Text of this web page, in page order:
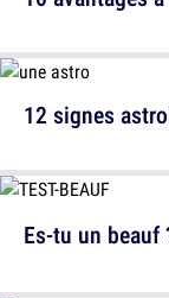
12 signes
Es-tu un beauf